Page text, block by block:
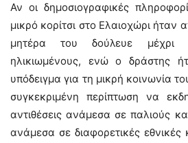
Αν οι δημοσιογραφικές
μικρό κορίτσι στο Ελαιοχώρι ήταν
μητέρα του δούλευε μέχρι
ηλικιωμένους, ενώ ο δράστης
υπόδειγμα για τη μικρή κοινωνία
συγκεκριμένη περίπτωση να
αντιθέσεις ανάμεσα σε παλιούς
ανάμεσα σε διαφορετικές